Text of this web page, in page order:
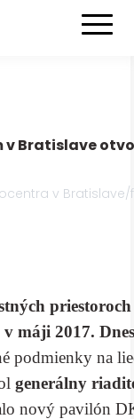
Bratislave
v Bratislave/
máji 2017.
podmienky na
generálny
nový pavilón